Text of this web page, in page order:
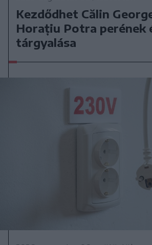
Kezdődhet Călin
Horațiu Potra perének
tárgyalása